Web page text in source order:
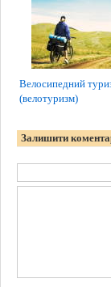
Велосипедний
(велотуризм)
Залишити